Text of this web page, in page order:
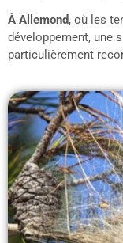
À Allemond, où les
développement, une
particulièrement